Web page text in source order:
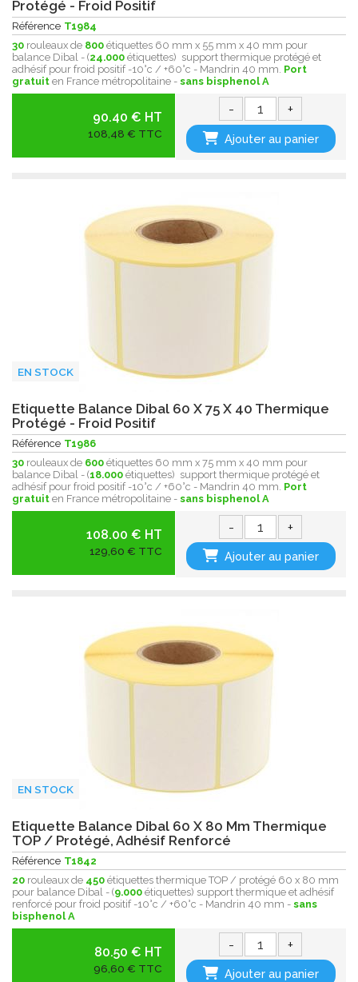
Protégé - Froid Positif
Référence T1984
30 rouleaux de 800 étiquettes 60 mm x 55 mm x 40 mm pour
balance Dibal - (24.000 étiquettes) support thermique protégé et
adhésif pour froid positif -10°c / +60°c - Mandrin 40 mm. Port
gratuit en France métropolitaine - sans bisphenol A
90.40 € HT
108,48 € TTC
- +
Ajouter au panier
EN STOCK
Etiquette Balance Dibal 60 X 75 X 40 Thermique
Protégé - Froid Positif
Référence T1986
30 rouleaux de 600 étiquettes 60 mm x 75 mm x 40 mm pour
balance Dibal - (18.000 étiquettes) support thermique protégé et
adhésif pour froid positif -10°c / +60°c - Mandrin 40 mm. Port
gratuit en France métropolitaine - sans bisphenol A
108.00 € HT
129,60 € TTC
- +
Ajouter au panier
EN STOCK
Etiquette Balance Dibal 60 X 80 Mm Thermique
TOP / Protégé, Adhésif Renforcé
Référence T1842
20 rouleaux de 450 étiquettes thermique TOP / protégé 60 x 80 mm
pour balance Dibal - (9.000 étiquettes) support thermique et adhésif
renforcé pour froid positif -10°c / +60°c - Mandrin 40 mm - sans
bisphenol A
80.50 € HT
96,60 € TTC
- +
Ajouter au panier